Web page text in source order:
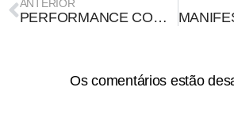
ANTERIOR
PERFORMANCE COM VELA NO ÂNUS NÃO USOU LEI ROUANET NEM FOI FEITA NO BRASIL
Os comentários estão